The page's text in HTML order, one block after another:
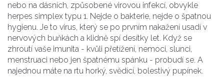
nebo na dásních, způsobené virovou infekcí, obvykle
herpes simplex typu 1. Nejde o bakterie, nejde o špatnou
hygienu. Je to virus, který se po prvním nakažení usadí v
nervových buňkách a klidně spí desítky let. Když se
zhroutí vaše imunita - kvůli přetížení, nemoci, slunci,
menstruaci nebo jen špatnému spánku - probudí se. A
najednou máte na rtu horký, svědící, bolestivý pupínek.